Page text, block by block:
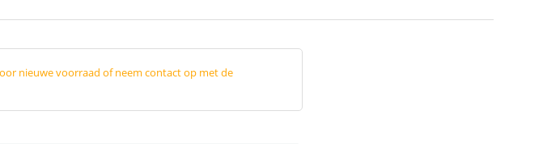
nieuwe voorraad of neem contact op met de